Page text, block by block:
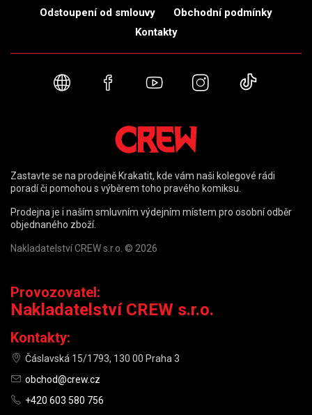
Odstoupení od smlouvy
Obchodní podmínky
Kontakty
Webové stránky
FacebookYouTubeInstagram
Zastavte se na prodejně Krakatit, kde vám naši kolegové rádi
poradí či pomohou s výběrem toho pravého komiksu.
Prodejna je i naším smluvním výdejním místem pro osobní odběr
objednaného zboží.
Nakladatelství CREW s.r.o. © 2026
Provozovatel:
Nakladatelství CREW s.r.o.
Kontakty:
Čáslavská 15/1793, 130 00 Praha 3
obchod@crew.cz
+420 603 580 756